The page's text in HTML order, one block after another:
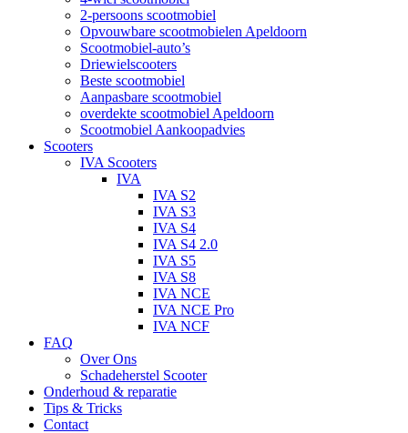
2-persoons scootmobiel
Opvouwbare scootmobielen Apeldoorn
Scootmobiel-auto’s
Driewielscooters
Beste scootmobiel
Aanpasbare scootmobiel
overdekte scootmobiel Apeldoorn
Scootmobiel Aankoopadvies
Scooters
IVA Scooters
IVA
IVA S2
IVA S3
IVA S4
IVA S4 2.0
IVA S5
IVA S8
IVA NCE
IVA NCE Pro
IVA NCF
FAQ
Over Ons
Schadeherstel Scooter
Onderhoud & reparatie
Tips & Tricks
Contact